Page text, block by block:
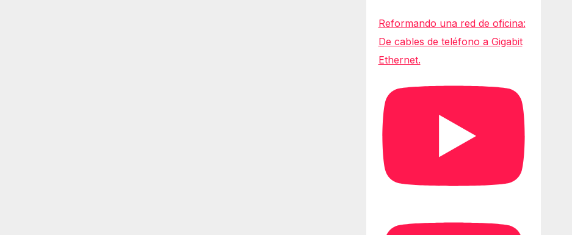
Reformando una red de oficina:
De cables de teléfono a Gigabit
Ethernet.